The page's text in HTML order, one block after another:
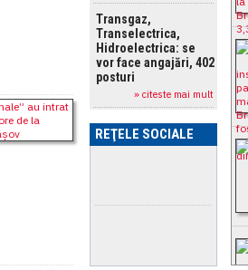
Transgaz,
Transelectrica,
Hidroelectrica: se
vor face angajări, 402
posturi
» citeste mai mult
REŢELE SOCIALE